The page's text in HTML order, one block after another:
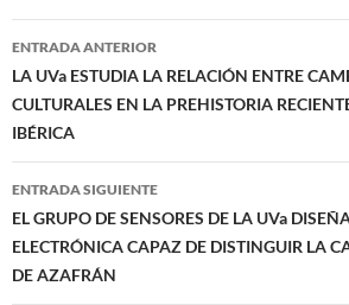
Navegación
de
entradas
ENTRADA ANTERIOR
LA UVa ESTUDIA LA RELACIÓN ENTRE
CULTURALES EN LA PREHISTORIA
IBÉRICA
ENTRADA SIGUIENTE
EL GRUPO DE SENSORES DE LA UVa
ELECTRÓNICA CAPAZ DE DISTINGUIR LA
DE AZAFRÁN